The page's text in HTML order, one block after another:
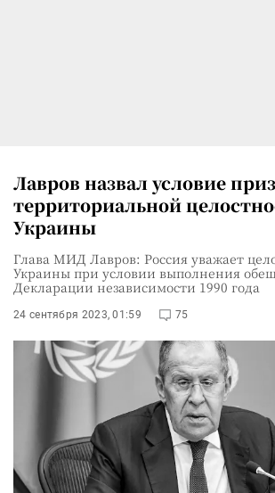
Лавров назвал условие
территориальной
Украины
Глава МИД Лавров: Россия уважает
Украины при условии выполнения
Декларации независимости 1990 года
24 сентября 2023, 01:59 75